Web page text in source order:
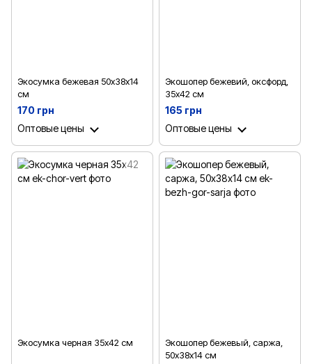
Экосумка бежевая 50х38х14
см
170 грн
Оптовые цены
Экошопер бежевий, оксфорд,
35х42 см
165 грн
Оптовые цены
Экосумка черная 35х42 см
Экошопер бежевый, саржа,
50х38х14 см